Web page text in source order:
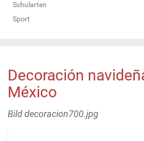
Schularten
Sport
Decoración
México
Bild decoracion700.jpg